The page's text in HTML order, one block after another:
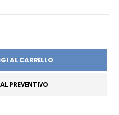
AL CARRELLO
PREVENTIVO